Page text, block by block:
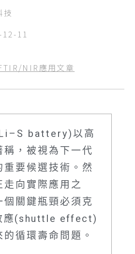
技
11
NIR應用文章
battery)以高
稱，被視為下一代
重要候選技術。然
走向實際應用之
個關鍵瓶頸必須克
應(shuttle effect)
循環壽命問題。